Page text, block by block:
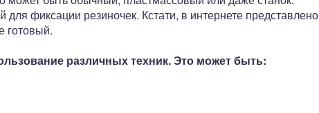
фиксации резиночек. Кстати, в интернете представлено
готовый.
различных техник. Это может быть: